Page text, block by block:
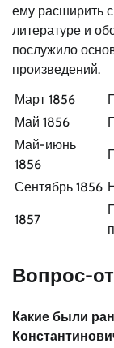
ему расширить
литературе и
послужило
произведений.
Март 1856
Май 1856
Май-июнь
1856
Сентябрь 1856
1857
Вопрос-
Какие были